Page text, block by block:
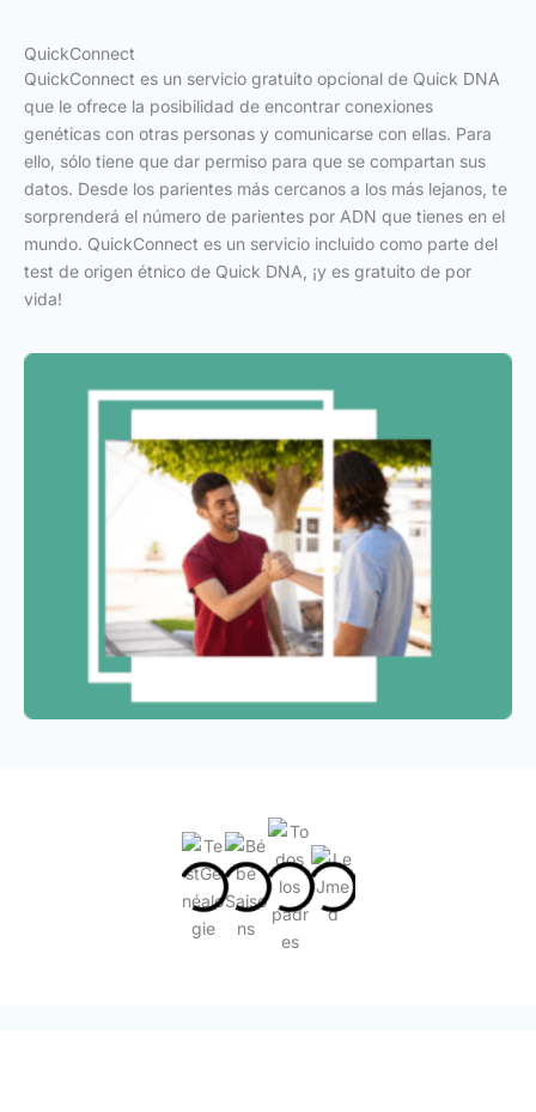
QuickConnect
QuickConnect es un servicio gratuito opcional de Quick DNA
que le ofrece la posibilidad de encontrar conexiones
genéticas con otras personas y comunicarse con ellas. Para
ello, sólo tiene que dar permiso para que se compartan sus
datos. Desde los parientes más cercanos a los más lejanos, te
sorprenderá el número de parientes por ADN que tienes en el
mundo. QuickConnect es un servicio incluido como parte del
test de origen étnico de Quick DNA, ¡y es gratuito de por
vida!